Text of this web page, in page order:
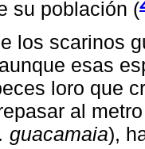
su población (
los scarinos
esas
loro que
al
guacamaia),